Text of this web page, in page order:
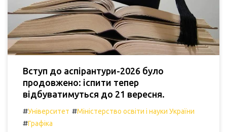
Вступ до аспірантури-2026 було
продовжено: іспити тепер
відбуватимуться до 21 вересня.
#Університет #Міністерство освіти і науки України
#Графіка